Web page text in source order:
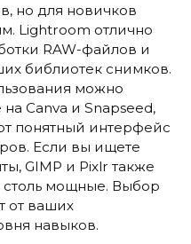
но для новичков
Lightroom отлично
RAW-файлов и
библиотек снимков.
можно
Canva и Snapseed,
понятный интерфейс
Если вы ищете
GIMP и Pixlr также
столь мощные. Выбор
от ваших
навыков.